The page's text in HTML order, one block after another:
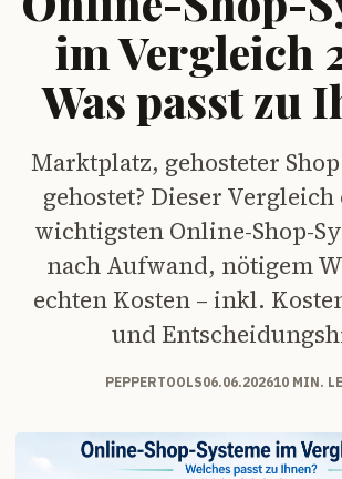
im Vergleich
Was passt zu
Marktplatz, gehosteter
gehostet? Dieser
wichtigsten Online-Shop-
nach Aufwand, nötigem
echten Kosten – inkl.
und
PEPPERTOOLS06.06.202610 MIN.